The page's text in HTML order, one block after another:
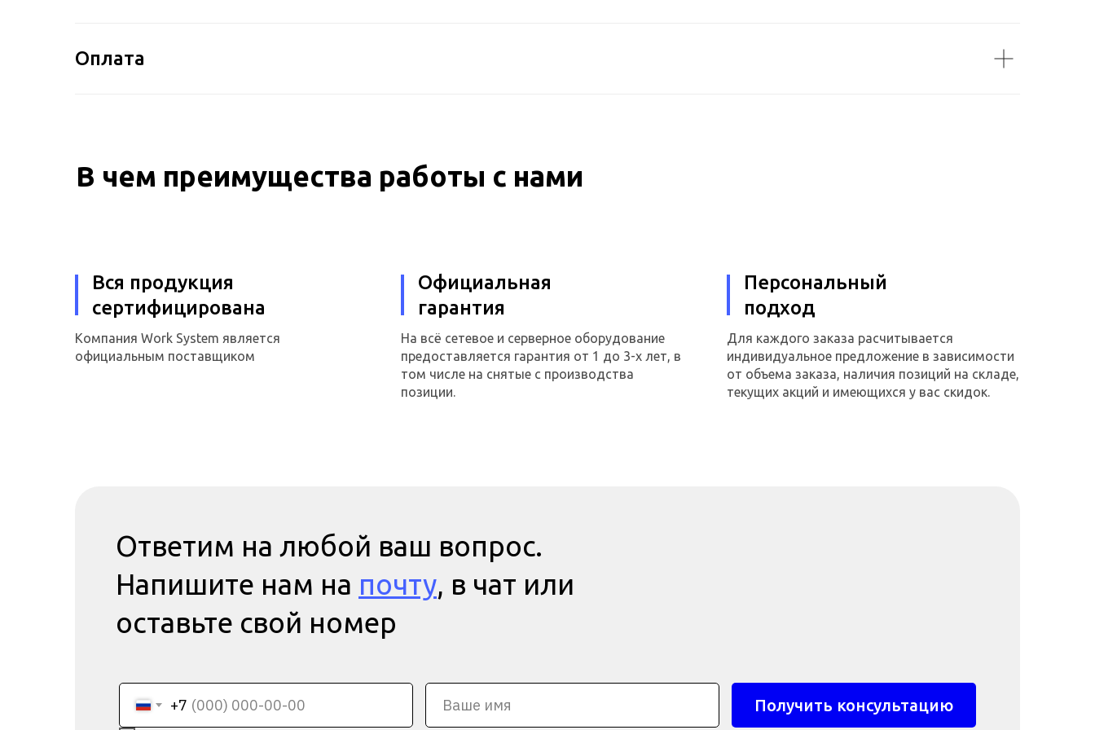
Оплата
В чем преимущества работы с нами
Вся продукция
сертифицирована
Компания Work System является
официальным поставщиком
Официальная
гарантия
На всё сетевое и серверное оборудование
предоставляется гарантия от 1 до 3-х лет, в
том числе на снятые с производства
позиции.
Персональный
подход
Для каждого заказа расчитывается
индивидуальное предложение в зависимости
от объема заказа, наличия позиций на складе,
текущих акций и имеющихся у вас скидок.
Ответим на любой ваш вопрос.
Напишите нам на почту, в чат или
оставьте свой номер
+7 Получить консультацию